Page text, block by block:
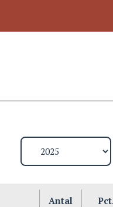
Antal